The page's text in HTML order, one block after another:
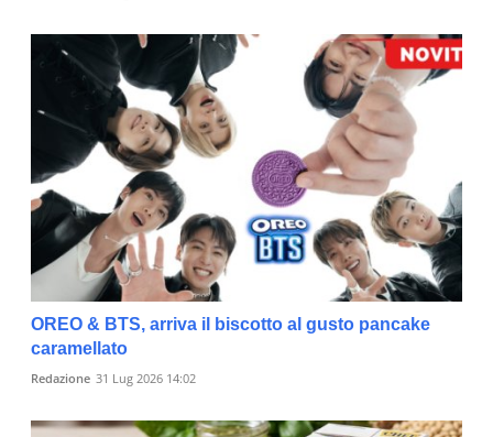
OREO & BTS, arriva il biscotto al gusto pancake
caramellato
Redazione 31 Lug 2026 14:02